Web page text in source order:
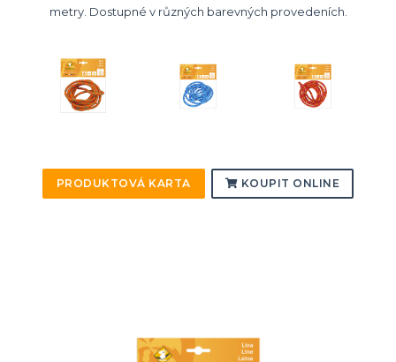
metry. Dostupné v různých barevných provedeních.
PRODUKTOVÁ KARTA KOUPIT ONLINE